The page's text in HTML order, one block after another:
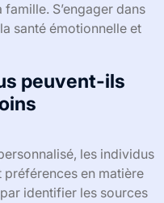
S’engager dans
santé émotionnelle et
peuvent-ils
les individus
en matière
identifier les sources